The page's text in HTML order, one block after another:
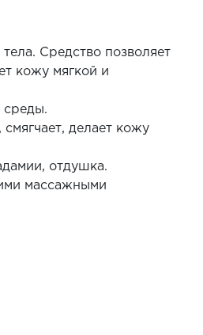
Средство позволяет
кожу мягкой и
среды.
делает кожу
отдушка.
массажными